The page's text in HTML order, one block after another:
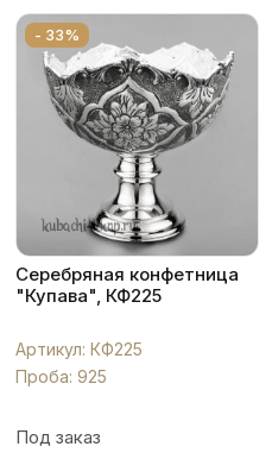
- 33%
Серебряная конфетница
"Купава", КФ225
Артикул: КФ225
Проба: 925
Под заказ